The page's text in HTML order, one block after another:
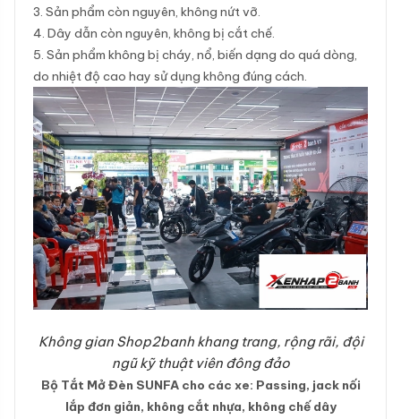
3. Sản phẩm còn nguyên, không nứt vỡ.
4. Dây dẫn còn nguyên, không bị cắt chế.
5. Sản phẩm không bị cháy, nổ, biến dạng do quá dòng,
do nhiệt độ cao hay sử dụng không đúng cách.
Không gian Shop2banh khang trang, rộng rãi, đội
ngũ kỹ thuật viên đông đảo
Bộ Tắt Mở Đèn SUNFA cho các xe: Passing, jack nối
lắp đơn giản, không cắt nhựa, không chế dây